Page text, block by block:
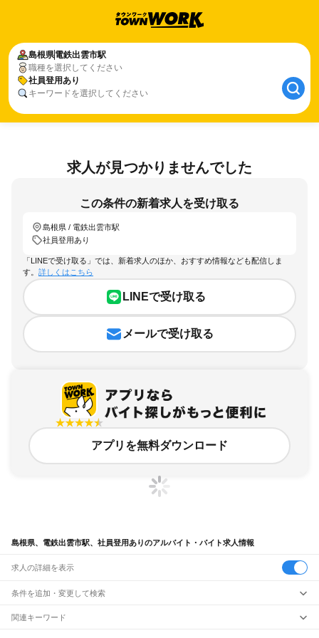
島根県電鉄出雲市駅
職種を選択してください
社員登用あり
キーワードを選択してください
求人が見つかりませんでした
この条件の新着求人を受け取る
島根県 / 電鉄出雲市駅
社員登用あり
「LINEで受け取る」では、新着求人のほか、おすすめ情報なども配信しま
す。 詳しくはこちら
LINEで受け取る
メールで受け取る
アプリを無料ダウンロード
島根県、電鉄出雲市駅、社員登用ありのアルバイト・バイト求人情報
求人の詳細を表示
条件を追加・変更して検索
市区町村を追加・変更
関連キーワード